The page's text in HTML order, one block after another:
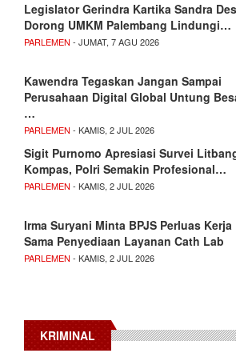
Legislator Gerindra Kartika Sandra
Dorong UMKM Palembang Lindungi…
PARLEMEN - JUMAT, 7 AGU 2026
Kawendra Tegaskan Jangan Sampai
Perusahaan Digital Global Untung
…
PARLEMEN - KAMIS, 2 JUL 2026
Sigit Purnomo Apresiasi Survei
Kompas, Polri Semakin Profesional…
PARLEMEN - KAMIS, 2 JUL 2026
Irma Suryani Minta BPJS Perluas Kerja
Sama Penyediaan Layanan Cath Lab
PARLEMEN - KAMIS, 2 JUL 2026
KRIMINAL